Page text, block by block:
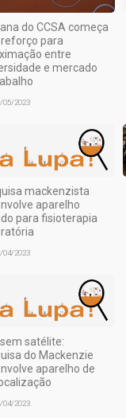
do CCSA começa
para
entre
e mercado
05/2023
mackenzista
aparelho
para fisioterapia
04/2023
satélite:
do Mackenzie
aparelho de
04/2023